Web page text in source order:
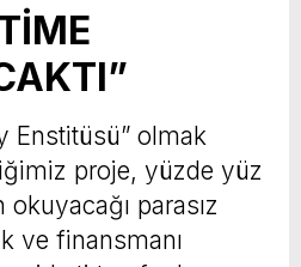
Enstitüsü” olmak
proje, yüzde yüz
parasız
ve finansmanı